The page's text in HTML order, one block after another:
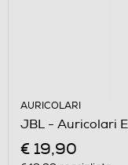
AURICOLARI
JBL - Auricolari
€ 19,90